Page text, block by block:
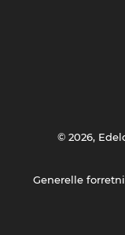
Generelle
© 2026,